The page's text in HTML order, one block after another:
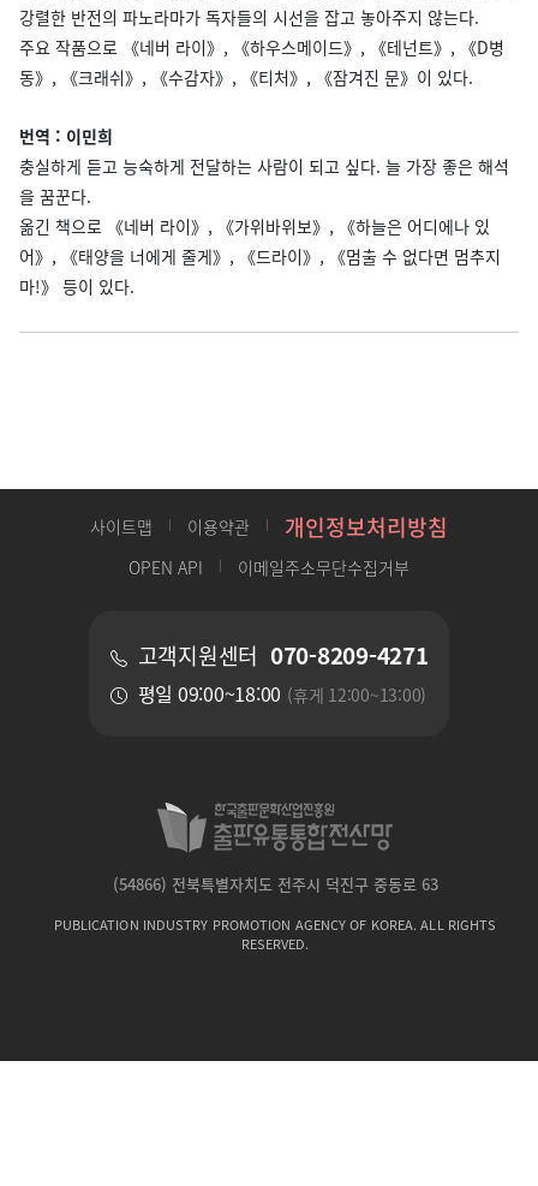
강렬한 반전의 파노라마가 독자들의 시선을 잡고 놓아주지 않는다.
주요 작품으로 《네버 라이》, 《하우스메이드》, 《테넌트》, 《D병
동》, 《크래쉬》, 《수감자》, 《티처》, 《잠겨진 문》이 있다.
번역 : 이민희
충실하게 듣고 능숙하게 전달하는 사람이 되고 싶다. 늘 가장 좋은 해석
을 꿈꾼다.
옮긴 책으로 《네버 라이》, 《가위바위보》, 《하늘은 어디에나 있
어》, 《태양을 너에게 줄게》, 《드라이》, 《멈출 수 없다면 멈추지
마!》 등이 있다.
사이트맵 이용약관 개인정보처리방침
OPEN API 이메일주소무단수집거부
고객지원센터 070-8209-4271
평일 09:00~18:00 (휴게 12:00~13:00)
(54866) 전북특별자치도 전주시 덕진구 중동로 63
PUBLICATION INDUSTRY PROMOTION AGENCY OF KOREA. ALL RIGHTS
RESERVED.